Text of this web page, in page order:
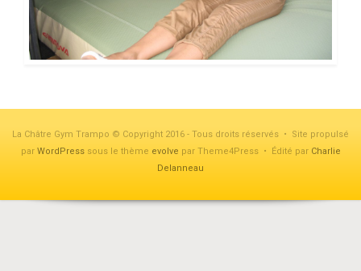
La Châtre Gym Trampo © Copyright 2016 - Tous droits réservés • Site propulsé
par WordPresssous le thème evolve par Theme4Press • Édité par Charlie
Delanneau